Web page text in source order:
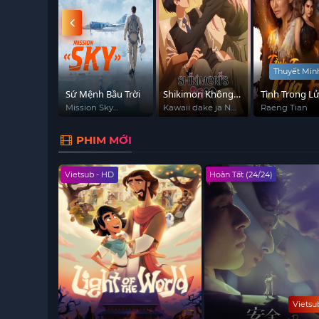
Sứ Mệnh Bầu Trời
Mission Sky
Shikimori Không
Chỉ Dễ Thương
Kawaii dake ja Nai
Shikimori-san
Thuyết
Tình Trong
Hận
Raeng Tian
PHIM MỚI
Vietsub - HD Hoàn Tất (24/24)